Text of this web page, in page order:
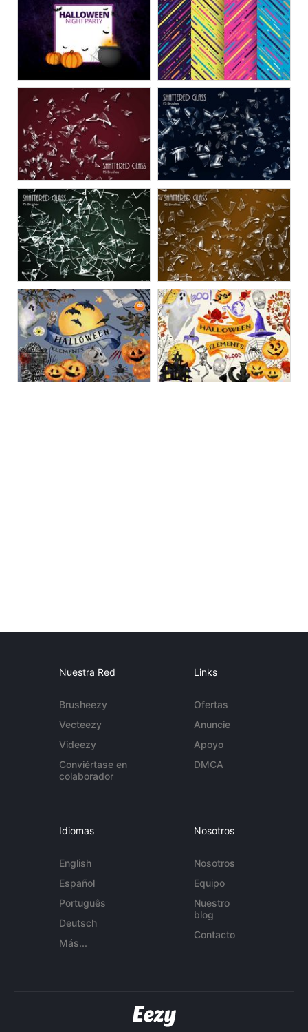
Nuestra Red
Brusheezy
Vecteezy
Videezy
Conviértase en
colaborador
Links
Ofertas
Anuncie
Apoyo
DMCA
Idiomas
English
Español
Português
Deutsch
Más...
Nosotros
Nosotros
Equipo
Nuestro
blog
Contacto